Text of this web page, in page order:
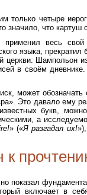
только четыре
значило, что картуш
весь свой
языка,
церкви. Шампольон
в своём
может обозначать
Это давало ему
букв,
а
» («Я разгадал их!
к
показал
включает в